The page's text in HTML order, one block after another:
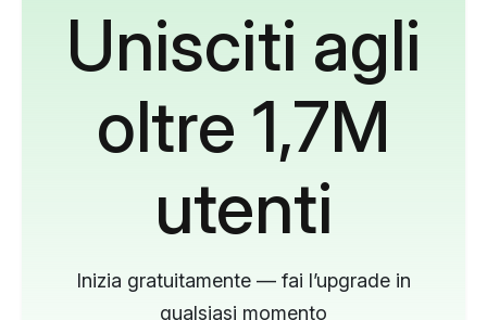
Unisciti agli
oltre 1,7M
utenti
Inizia gratuitamente — fai l’upgrade in
qualsiasi momento